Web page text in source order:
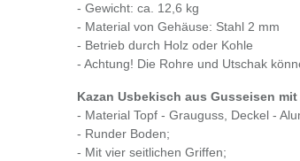
- Gewicht: ca. 12,6 kg
- Material von Gehäuse: Stahl 2 mm
- Betrieb durch Holz oder Kohle
- Achtung! Die Rohre und Utschak
Kazan Usbekisch aus Gusseisen
- Material Topf - Grauguss, Deckel -
- Runder Boden;
- Mit vier seitlichen Griffen;